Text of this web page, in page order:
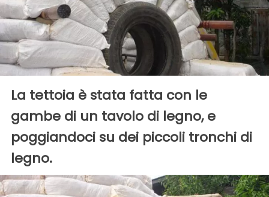
La tettoia è stata fatta con le
gambe di un tavolo di legno, e
poggiandoci su dei piccoli tronchi di
legno.